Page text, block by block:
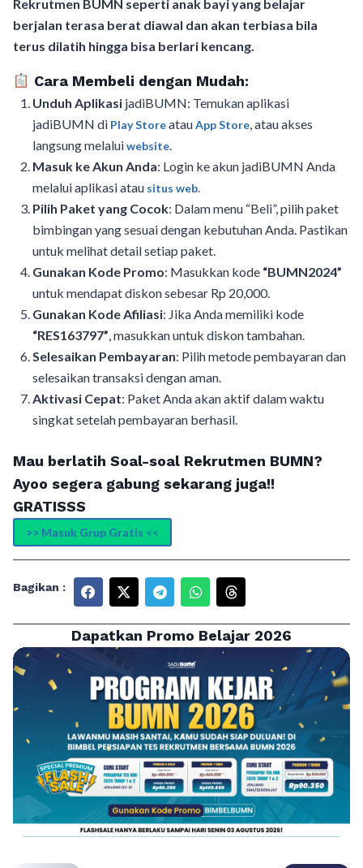
Rekrutmen BUMN seperti anak bayi yang belajar
berjalan terasa berat diawal dan akan terbiasa bila
terus dilatih hingga bisa berlari kencang.
Cara Membeli dengan Mudah:
Unduh Aplikasi jadiBUMN: Temukan aplikasi
jadiBUMN di Play StoreatauApp Store, atau akses
langsung melaluiwebsite.
Masuk ke Akun Anda: Login ke akun jadiBUMN Anda
melalui aplikasi atau situs web.
Pilih Paket yang Cocok: Dalam menu “Beli”, pilih paket
bimbingan yang sesuai dengan kebutuhan Anda. Pastikan
untuk melihat detail setiap paket.
Gunakan Kode Promo: Masukkan kode “BUMN2024”
untuk mendapat diskon sebesar Rp 20,000.
Gunakan Kode Afiliasi: Jika Anda memiliki kode
“RES163797”, masukkan untuk diskon tambahan.
Selesaikan Pembayaran: Pilih metode pembayaran dan
selesaikan transaksi dengan aman.
Aktivasi Cepat: Paket Anda akan aktif dalam waktu
singkat setelah pembayaran berhasil.
Mau berlatih Soal-soal Rekrutmen BUMN?
Ayoo segera gabung sekarang juga!!
GRATISSS
>> Masuk Grup Gratis <<
Bagikan :
Dapatkan Promo Belajar 2026